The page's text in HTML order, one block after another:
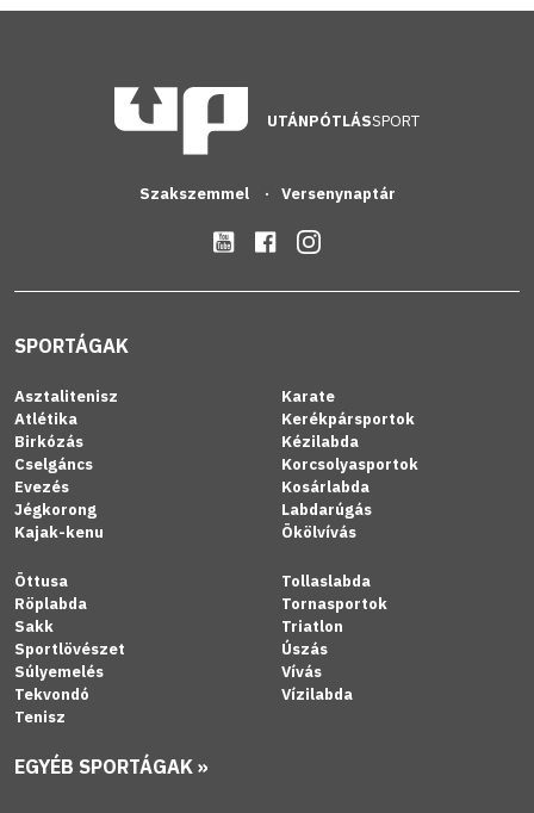
UTÁNPÓTLÁSSPORT
Szakszemmel Versenynaptár
SPORTÁGAK
Asztalitenisz
Atlétika
Birkózás
Cselgáncs
Evezés
Jégkorong
Kajak-kenu
Karate
Kerékpársportok
Kézilabda
Korcsolyasportok
Kosárlabda
Labdarúgás
Ökölvívás
Öttusa
Röplabda
Sakk
Sportlövészet
Súlyemelés
Tekvondó
Tenisz
Tollaslabda
Tornasportok
Triatlon
Úszás
Vívás
Vízilabda
EGYÉB SPORTÁGAK »